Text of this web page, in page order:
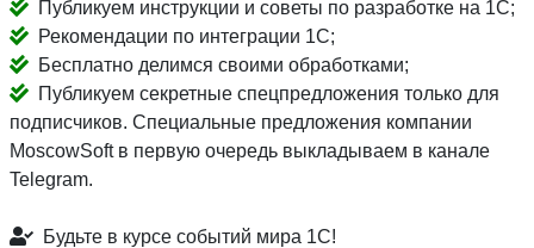
Публикуем инструкции и советы по разработке на 1С;
Рекомендации по интеграции 1С;
Бесплатно делимся своими обработками;
Публикуем секретные спецпредложения только для
подписчиков. Специальные предложения компании
MoscowSoft в первую очередь выкладываем в канале
Telegram.
Будьте в курсе событий мира 1С!